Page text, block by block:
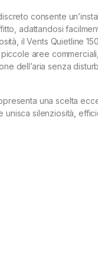
consente
adattandosi
il Vents Quietline
aree
dell’aria senza
una scelta
unisca silenziosità,
150 - ASPIRATORE